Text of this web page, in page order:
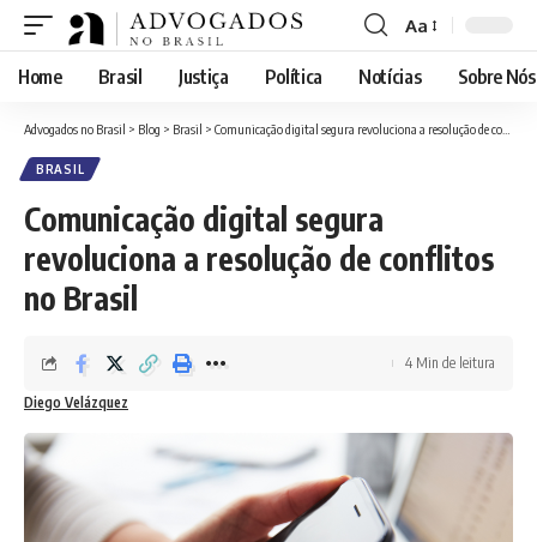
Font
Resizer
Aa
Home Brasil Justiça Política Notícias Sobre Nós
Advogados no Brasil > Blog > Brasil > Comunicação digital segura revoluciona a resolução de conflitos no Brasil
BRASIL
Comunicação digital segura
revoluciona a resolução de conflitos
no Brasil
Diego Velázquez
4 Min de leitura